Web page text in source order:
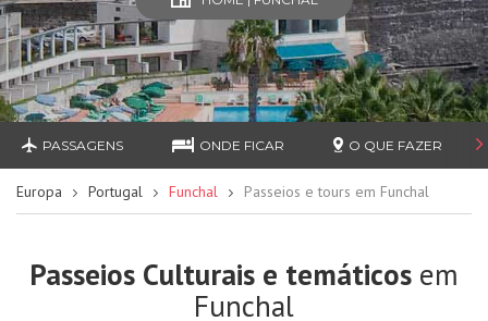
PASSAGENS ONDE FICAR O QUE FAZER
Europa Portugal Funchal Passeios e tours em Funchal
Passeios Culturais e temáticos em
Funchal